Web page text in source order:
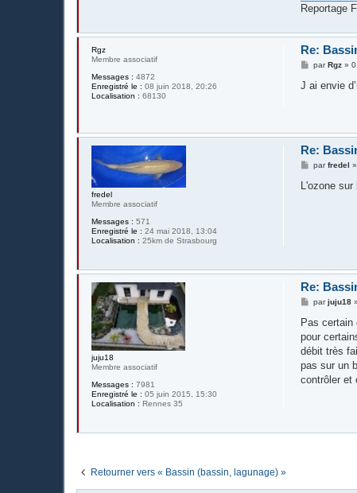
Reportage
Rgz
Membre associatif
Messages : 4872
Enregistré le : 08 juin 2018, 20:26
Localisation : 68130
Re:
M
s
parRgz »
J ai envie
fredel
Membre associatif
Messages : 571
Enregistré le : 24 mai 2018, 13:04
Localisation : 25km de Strasbourg
Re:
M
s
parfredel
L'ozone
juju18
Membre associatif
Messages : 7981
Enregistré le : 05 juin 2015, 15:30
Localisation : Rennes 35
Re:
M
s
a
g
parjuju18
Pas
pour
débit très
pas sur un
contrôler et
Retourner vers « Bassin (bassin, lagunage) »